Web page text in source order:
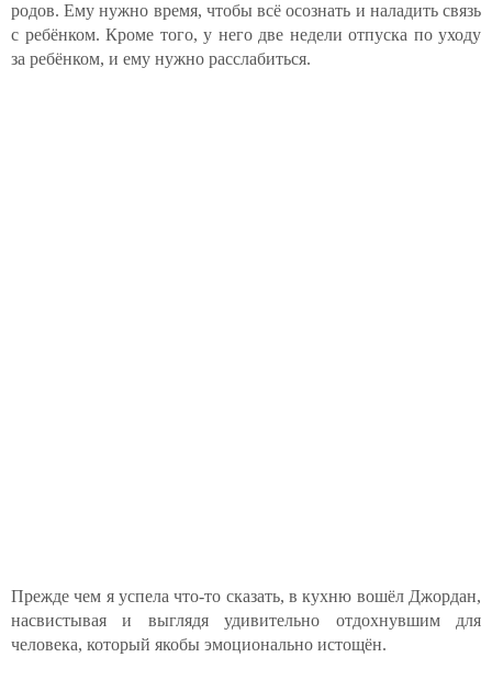
родов. Ему нужно время, чтобы всё осознать и наладить связь
с ребёнком. Кроме того, у него две недели отпуска по уходу
за ребёнком, и ему нужно расслабиться.
Прежде чем я успела что-то сказать, в кухню вошёл Джордан,
насвистывая и выглядя удивительно отдохнувшим для
человека, который якобы эмоционально истощён.